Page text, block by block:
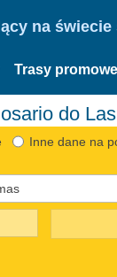
na
Trasy promowe
do
Inne dane na